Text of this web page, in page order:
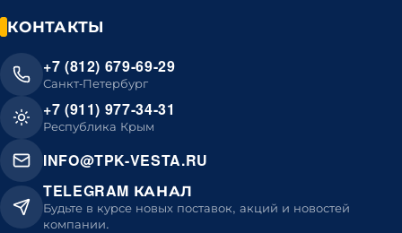
КОНТАКТЫ
+7 (812) 679-69-29
Санкт-Петербург
+7 (911) 977-34-31
Республика Крым
INFO@TPK-VESTA.RU
TELEGRAM КАНАЛ
Будьте в курсе новых поставок, акций и новостей
компании.